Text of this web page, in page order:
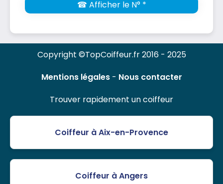
☎ Afficher le N° *
Copyright ©TopCoiffeur.fr 2016 - 2025
Mentions légales- Nous contacter
Trouver rapidement un coiffeur
Coiffeur à Aix-en-Provence
Coiffeur à Angers